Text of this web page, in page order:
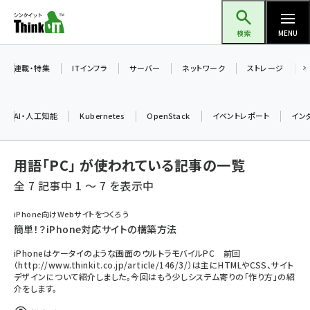
ン
ツ
検索 MENU
ai (2493)
加藤銘のチーム貢献～仲間と築いた勝利の絆～ (2314)
iot女子会 (2279)
北海道をのんびり旅する晴山佳須夫のヒント集！ (2034)
drupal (1955)
genai (1483)
連載・特集 ITインフラ サーバー ネットワーク ストレージ
AI・人工知能 Kubernetes OpenStack イベントレポート イン
用語「PC」 が使われている記事の一覧
全 7 記事中 1 ～ 7 を表示中
iPhone向けWebサイトをつくろう
簡単！？iPhone対応サイトの構築方法
iPhoneはケータイのような画面のウルトラモバイルPC 前回
（http://www.thinkit.co.jp/article/146/3/）は主にHTMLやCSS、サイト
デザインについて紹介しました。今回はもう少しシステム寄りの「作り方」の紹
介をします。